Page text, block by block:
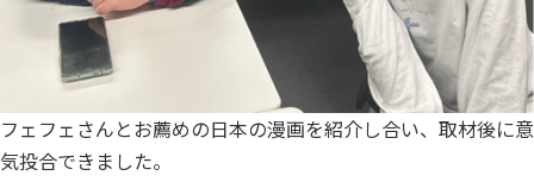
フェフェさんとお薦めの日本の漫画を紹介し合い、取材後に意
気投合できました。